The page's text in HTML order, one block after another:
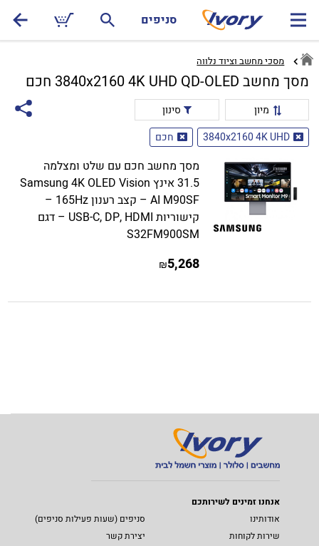
סניפים
מסכי מחשב וציוד נלווה
מסך מחשב 3840x2160 4K UHD QD-OLED חכם
מיון
סינון
3840x2160 4K UHD
חכם
מסך מחשב חכם עם שלט ומצלמה
31.5 אינץ Samsung 4K OLED Vision
AI M90SF – קצב רענון 165Hz –
קישוריות USB-C, DP, HDMI – דגם
S32FM900SM
5,268
₪
אנחנו זמינים לשירותכם
אודותינו
סניפים (שעות פעילות סניפים)
שירות לקוחות
יצירת קשר